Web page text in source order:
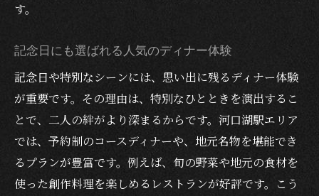
す。
記念日にも選ばれる人気のディナー体験
記念日や特別なシーンには、思い出に残るディナー体験
が重要です。その理由は、特別なひとときを演出するこ
とで、二人の絆がより深まるからです。河口湖駅エリア
では、予約制のコースディナーや、地元名物を堪能でき
るプランが豊富です。例えば、旬の野菜や地元の食材を
使った創作料理を楽しめるレストランが好評です。こう